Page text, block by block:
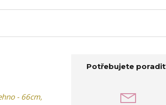
- 66cm,
Potřebujete